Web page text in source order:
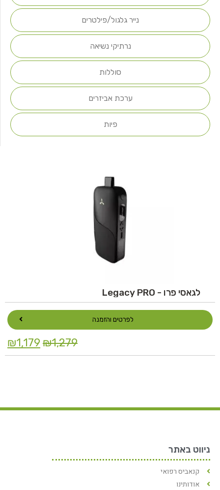
נייר גלגול/פילטרים
נרתיקי נשיאה
סוללות
ערכת אביזרים
פיות
לגאסי פרו - Legacy PRO
לפרטים והזמנה
₪1,279
₪1,179
ניווט באתר
קנאביס רפואי
אודותינו